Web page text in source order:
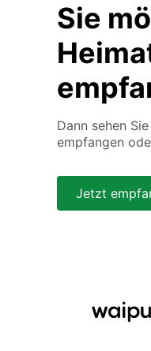
Sie
Dann sehen
empfangen
Jetzt